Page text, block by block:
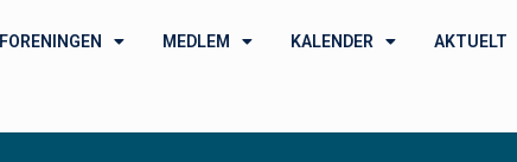
FORENINGEN MEDLEM KALENDER AKTUELT